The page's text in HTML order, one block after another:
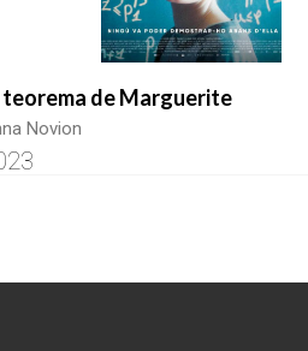
teorema de Marguerite
Novion